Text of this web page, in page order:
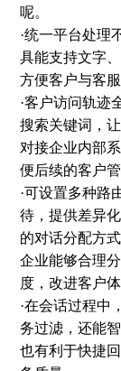
呢。
·统一平台处理
具能支持文字
方便客户与客
·客户访问轨迹
搜索关键词，
对接企业内部
便后续的客户管
·可设置多种路
待，提供差异
的对话分配方
企业能够合理
度，改进客户体
·在会话过程中
务过滤，还能
也有利于快捷